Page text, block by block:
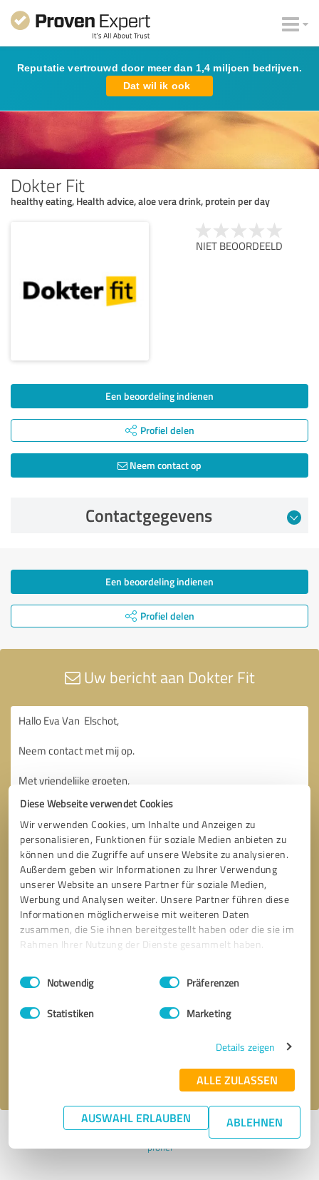
Diese Webseite verwendet Cookies
Wir verwenden Cookies, um Inhalte und Anzeigen zu
personalisieren, Funktionen für soziale Medien anbieten zu
können und die Zugriffe auf unsere Website zu analysieren.
Außerdem geben wir Informationen zu Ihrer Verwendung
unserer Website an unsere Partner für soziale Medien,
Werbung und Analysen weiter. Unsere Partner führen diese
Informationen möglicherweise mit weiteren Daten
zusammen, die Sie ihnen bereitgestellt haben oder die sie im
Rahmen Ihrer Nutzung der Dienste gesammelt haben.
Impressum Datenschutzbestimmungen
Einwilligungsauswahl
Notwendig Präferenzen
Statistiken Marketing
Details zeigen
ALLE ZULASSEN
AUSWAHL ERLAUBEN ABLEHNEN
Reputatie vertrouwd door meer dan 1,4 miljoen bedrijven.
Dat wil ik ook
Dokter Fit
healthy eating, Health advice, aloe vera drink, protein per day
NIET BEOORDEELD
Een beoordeling indienen
Profiel delen
Neem contact op
Contactgegevens
Een beoordeling indienen
Profiel delen
Uw bericht aan Dokter Fit
Profiel actief sinds 19.04.2022 |Laatst bijgewerkt: 19.04.2022
Verslag
profiel